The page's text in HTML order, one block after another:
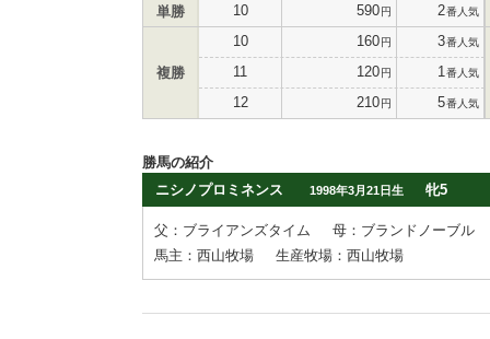
単勝 10 590円 2番人気
複勝
10 160円 3番人気
11 120円 1 番人気
12 210円 5番人気
勝馬の紹介
ニシノプロミネンス
1998年3月21日生 牝5
父：ブライアンズタイム
母：ブランドノーブル
馬主：西山牧場
生産牧場：西山牧場